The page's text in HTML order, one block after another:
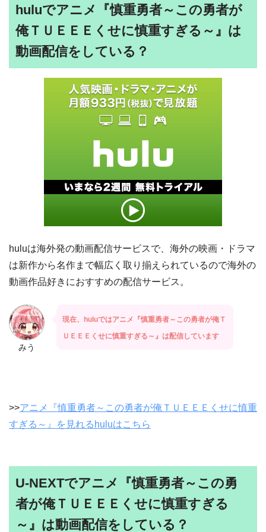
huluでアニメ『慎重勇者～この勇者が
俺ＴＵＥＥＥくせに慎重すぎる～』は
動画配信をしている？
huluは海外発の動画配信サービスで、海外の映画・ドラマ
は新作から名作まで幅広く取り揃えられているので海外の
動画作品好きにおすすめの配信サービス。
みう
現在、huluではアニメ『慎重勇者～この勇者が俺Ｔ
ＵＥＥＥくせに慎重すぎる～』は配信しています
>>アニメ『慎重勇者～この勇者が俺ＴＵＥＥＥくせに慎重
すぎる～』を見れるhuluはこちら
U-NEXTでアニメ『慎重勇者～この勇
者が俺ＴＵＥＥＥくせに慎重すぎる
～』は動画配信をしている？